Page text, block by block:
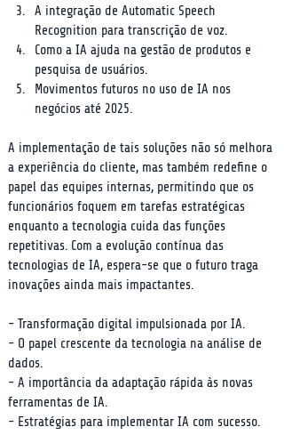
A integração de Automatic Speech
Recognition para transcrição de voz.
Como a IA ajuda na gestão de produtos e
pesquisa de usuários.
Movimentos futuros no uso de IA nos
negócios até 2025.
A implementação de tais soluções não só melhora
a experiência do cliente, mas também redefine o
papel das equipes internas, permitindo que os
funcionários foquem em tarefas estratégicas
enquanto a tecnologia cuida das funções
repetitivas. Com a evolução contínua das
tecnologias de IA, espera-se que o futuro traga
inovações ainda mais impactantes.
- Transformação digital impulsionada por IA.
- O papel crescente da tecnologia na análise de
dados.
- A importância da adaptação rápida às novas
ferramentas de IA.
- Estratégias para implementar IA com sucesso.